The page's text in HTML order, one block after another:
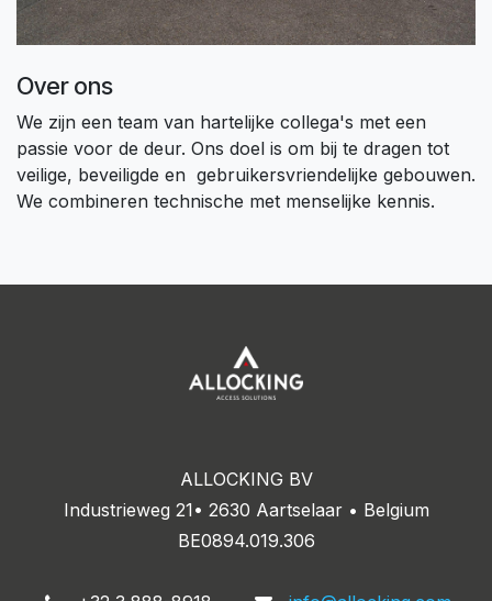
Over ons
We zijn een team van hartelijke collega's met een
passie voor de deur. Ons doel is om bij te dragen tot
veilige, beveiligde en gebruikersvriendelijke gebouwen.
We combineren technische met menselijke kennis.
ALLOCKING BV
Industrieweg 21• 2630 Aartselaar • Belgium
BE0894.019.306